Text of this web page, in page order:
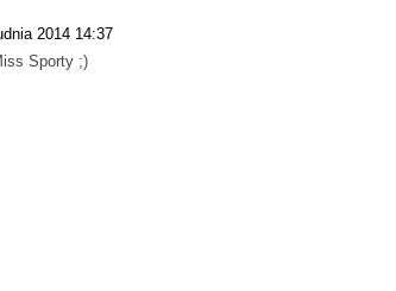
2014 14:37
Sporty ;)